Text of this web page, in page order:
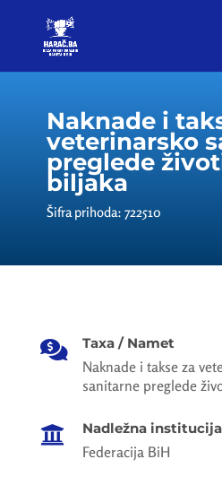
Naknade i
veterinarsko
preglede
biljaka
Šifra prihoda: 722510
 Taxa / Namet
Naknade i takse za
sanitarne preglede
 Nadležna
Federacija BiH